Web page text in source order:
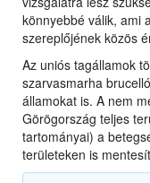
könnyebbé válik, ami
szereplőjének közös
Az uniós tagállamok
szarvasmarha
államokat is. A nem
Görögország teljes
tartományai) a
területeken is